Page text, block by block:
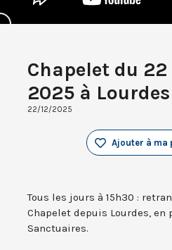
Chapelet du
2025 à Lourdes
22/12/2025
Ajouter à ma
Tous les jours à 15h30 :
Chapelet depuis Lourdes, en
Sanctuaires.